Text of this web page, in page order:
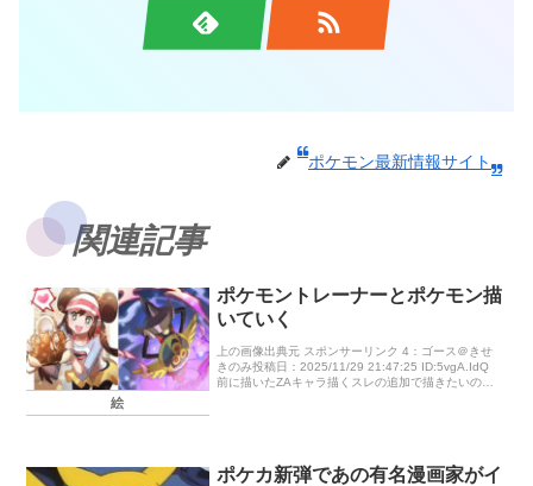
ポケモン最新情報サイト
関連記事
絵
ポケモントレーナーとポケモン描
いていく
上の画像出典元 スポンサーリンク 4：ゴース＠きせ
きのみ投稿日：2025/11/29 21:47:25 ID:5vgA.IdQ
前に描いたZAキャラ描くスレの追加で描きたいの描
ポケカ新弾であの有名漫画家がイ